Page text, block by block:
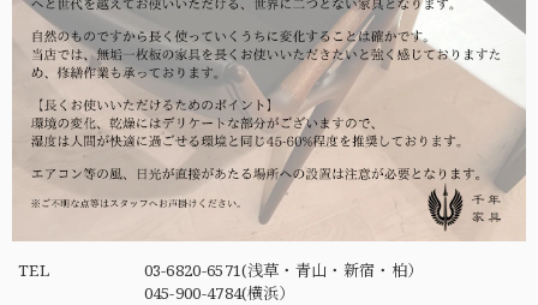
TEL
03-6820-6571(浅草・青山・新宿・柏）
045-900-4784(横浜）